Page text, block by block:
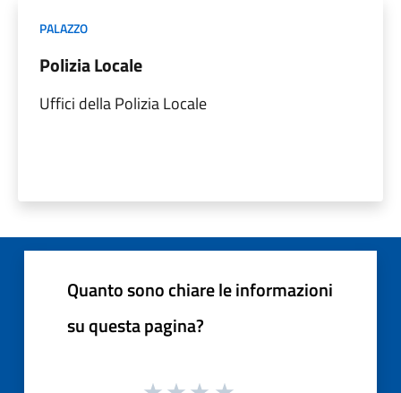
PALAZZO
Polizia Locale
Uffici della Polizia Locale
Quanto sono chiare le informazioni
su questa pagina?